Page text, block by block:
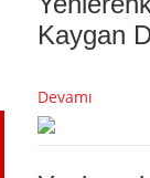
Kaygan
Devamı